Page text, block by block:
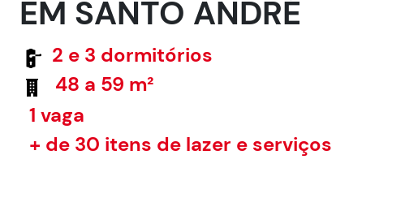
EM SANTO ANDRÉ
2 e 3 dormitórios
48 a 59 m²
1 vaga
+ de 30 itens de lazer e serviços